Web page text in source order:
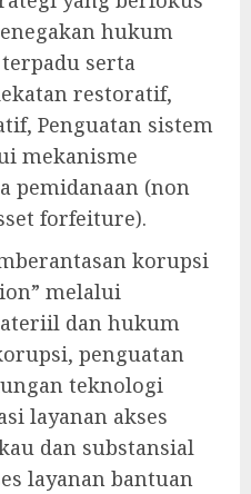
hukum
serta
restoratif,
Penguatan sistem
mekanisme
pemidanaan (non
forfeiture).
korupsi
melalui
dan hukum
penguatan
teknologi
layanan akses
dan substansial
layanan bantuan